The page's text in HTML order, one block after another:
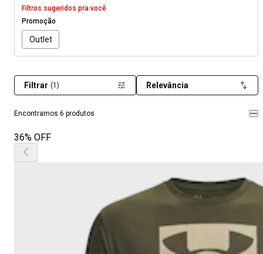
Filtros sugeridos pra você
Promoção
Outlet
Encontramos 6 produtos
Filtrar (1) Relevância
36% OFF